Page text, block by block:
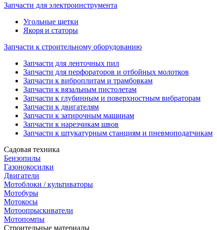
Запчасти для электроинструмента
Угольные щетки
Якоря и статоры
Запчасти к строительному оборудованию
Запчасти для ленточных пил
Запчасти для перфораторов и отбойных молотков
Запчасти к виброплитам и трамбовкам
Запчасти к вязальным пистолетам
Запчасти к глубинным и поверхностным вибраторам
Запчасти к двигателям
Запчасти к затирочным машинам
Запчасти к нарезчикам швов
Запчасти к штукатурным станциям и пневмоподатчикам
Садовая техника
Бензопилы
Газонокосилки
Двигатели
Мотоблоки / культиваторы
Мотобуры
Мотокосы
Мотоопрыскиватели
Мотопомпы
Строительные материалы